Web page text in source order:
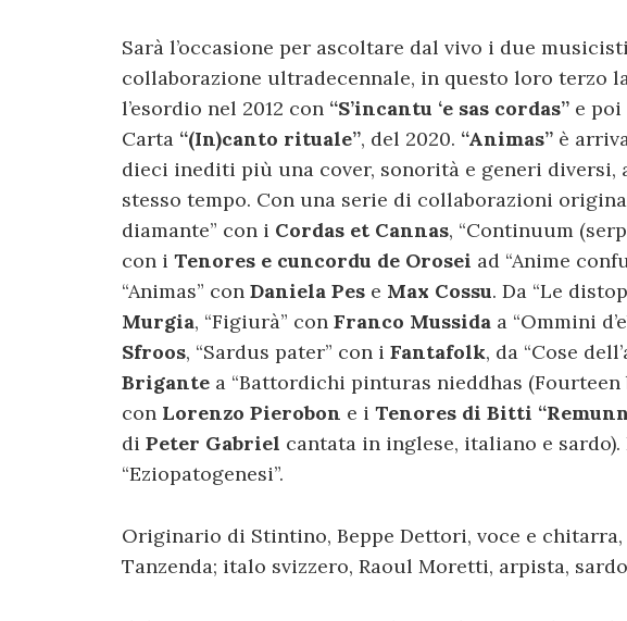
Sarà l’occasione per ascoltare dal vivo i due
collaborazione ultradecennale, in questo loro terzo
l’esordio nel 2012 con “S’incantu ‘e sas cordas” e poi
Carta “(In)canto rituale”, del 2020. “Animas” è
dieci inediti più una cover, sonorità e generi diversi,
stesso tempo. Con una serie di collaborazioni
diamante” con i Cordas et Cannas, “Continuum
con i Tenores e cuncordu de Orosei ad “Anime
“Animas” con Daniela Pes e Max Cossu. Da “Le
Murgia, “Figiurà” con Franco Mussida a “Ommini
Sfroos, “Sardus pater” con i Fantafolk, da “Cose
Brigante a “Battordichi pinturas nieddhas (Fourteen
con Lorenzo Pierobon e i Tenores di Bitti
di Peter Gabriel cantata in inglese, italiano e
“Eziopatogenesi”.
Originario di Stintino, Beppe Dettori, voce e
Tanzenda; italo svizzero, Raoul Moretti, arpista, sardo